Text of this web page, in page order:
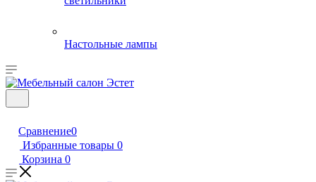
Настольные лампы
Сравнение0
Избранные товары 0
Корзина 0